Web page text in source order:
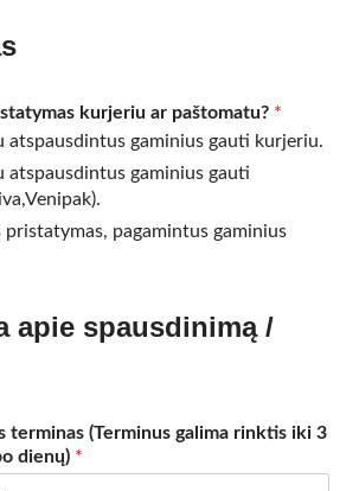
kurjeriu ar paštomatu? *
atspausdintus gaminius gauti kurjeriu.
atspausdintus gaminius gauti
pristatymas, pagamintus gaminius
apie spausdinimą /
terminas (Terminus galima rinktis iki 3
dienų) *